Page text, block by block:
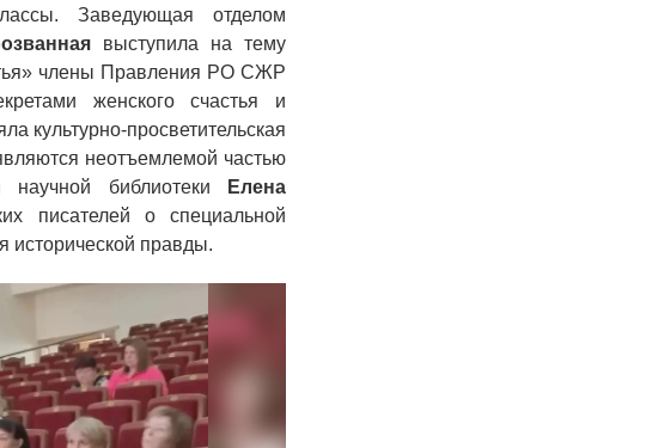
Заведующая отделом
выступила на тему
члены Правления РО СЖР
женского счастья и
культурно-просветительская
неотъемлемой частью
научной библиотеки
Елена
писателей о специальной
исторической правды.